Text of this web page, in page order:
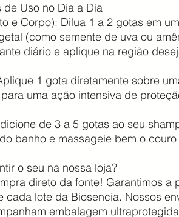
de Uso no Dia a Dia
e Corpo): Dilua 1 a 2 gotas em
(como semente de uva ou
diário e aplique na região
1 gota diretamente sobre
uma ação intensiva de
de 3 a 5 gotas ao seu
banho e massageie bem o
o seu na nossa loja?
direto da fonte! Garantimos a
cada lote da Biosencia. Nossos
embalagem